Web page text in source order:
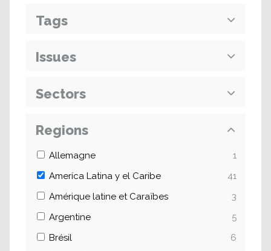
Tags
Issues
Sectors
Regions
Allemagne
1
Ameríca Latina y el Caribe
41
Amérique latine et Caraïbes
3
Argentine
5
Brésil
6